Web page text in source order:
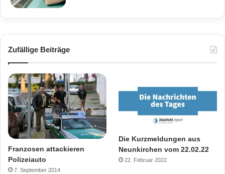
Zufällige Beiträge
Franzosen attackieren
Polizeiauto
7. September 2014
Die Kurzmeldungen aus
Neunkirchen vom 22.02.22
22. Februar 2022